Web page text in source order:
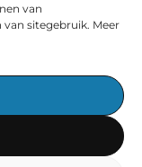
van
sitegebruik. Meer
handige tips en